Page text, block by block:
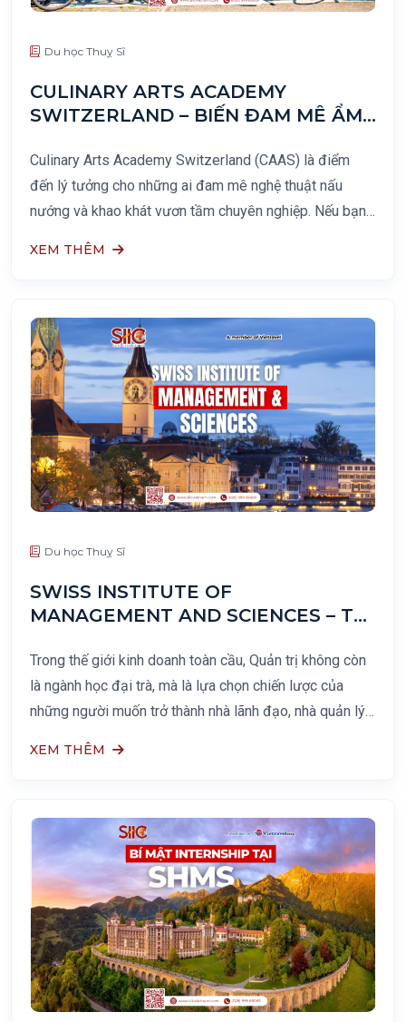
Du học Thuỵ Sĩ
CULINARY ARTS ACADEMY
SWITZERLAND – BIẾN ĐAM MÊ ẨM
Culinary Arts Academy Switzerland (CAAS) là điểm
đến lý tưởng cho những ai đam mê nghệ thuật nấu
nướng và khao khát vươn tầm chuyên nghiệp. Nếu bạn
XEM THÊM
Du học Thuỵ Sĩ
SWISS INSTITUTE OF
MANAGEMENT AND SCIENCES – TẠI
ĐỂ THEO ĐUỔI NGÀNH QUẢN TRỊ?
Trong thế giới kinh doanh toàn cầu, Quản trị không còn
là ngành học đại trà, mà là lựa chọn chiến lược của
những người muốn trở thành nhà lãnh đạo, nhà quản lý
XEM THÊM